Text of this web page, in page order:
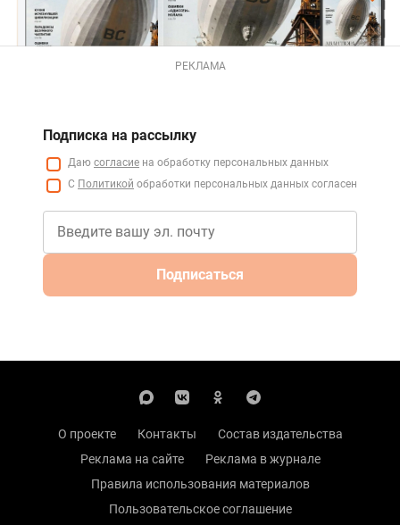
РЕКЛАМА
Подписка на рассылку
Даю согласие на обработку персональных данных
С Политикой обработки персональных данных согласен
Подписаться
О проекте Контакты
Состав издательства
Реклама на сайте
Реклама в журнале
Правила использования материалов
Пользовательское соглашение